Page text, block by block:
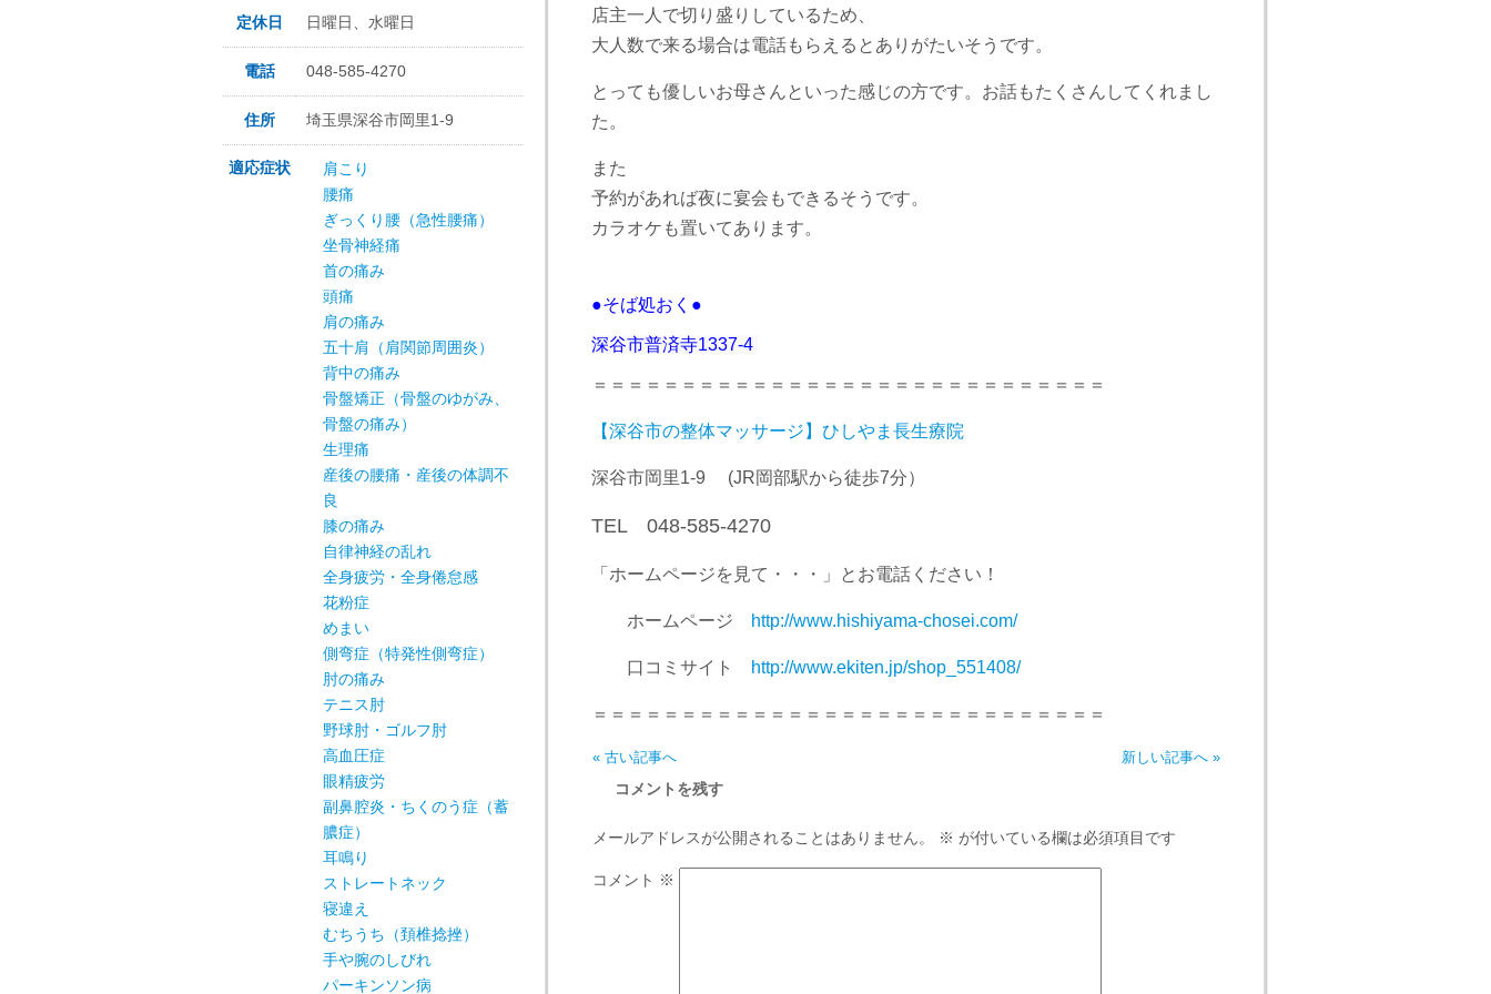
店主一人で切り盛りしているため、
大人数で来る場合は電話もらえるとありがたいそうです。
とっても優しいお母さんといった感じの方です。お話もたくさんしてくれまし
た。
また
予約があれば夜に宴会もできるそうです。
カラオケも置いてあります。
●そば処おく●
深谷市普済寺1337-4
＝＝＝＝＝＝＝＝＝＝＝＝＝＝＝＝＝＝＝＝＝＝＝＝＝＝＝＝＝
【深谷市の整体マッサージ】ひしやま長生療院
深谷市岡里1-9 (JR岡部駅から徒歩7分）
TEL 048-585-4270
「ホームページを見て・・・」とお電話ください！
ホームページ http://www.hishiyama-chosei.com/
口コミサイト http://www.ekiten.jp/shop_551408/
＝＝＝＝＝＝＝＝＝＝＝＝＝＝＝＝＝＝＝＝＝＝＝＝＝＝＝＝＝
« 古い記事へ 新しい記事へ »
コメントを残す
メールアドレスが公開されることはありません。 ※ が付いている欄は必須項目です
コメント ※
定休日 日曜日、水曜日
電話 048-585-4270
住所 埼玉県深谷市岡里1-9
適応症状
肩こり
腰痛
ぎっくり腰（急性腰痛）
坐骨神経痛
首の痛み
頭痛
肩の痛み
五十肩（肩関節周囲炎）
背中の痛み
骨盤矯正（骨盤のゆがみ、
骨盤の痛み）
生理痛
産後の腰痛・産後の体調不
良
膝の痛み
自律神経の乱れ
全身疲労・全身倦怠感
花粉症
めまい
側弯症（特発性側弯症）
肘の痛み
テニス肘
野球肘・ゴルフ肘
高血圧症
眼精疲労
副鼻腔炎・ちくのう症（蓄
膿症）
耳鳴り
ストレートネック
寝違え
むちうち（頚椎捻挫）
手や腕のしびれ
パーキンソン病